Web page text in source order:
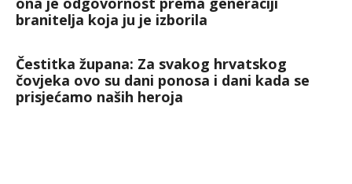
branitelja koja ju je izborila
Čestitka župana: Za svakog hrvatskog
čovjeka ovo su dani ponosa i dani kada se
prisjećamo naših heroja